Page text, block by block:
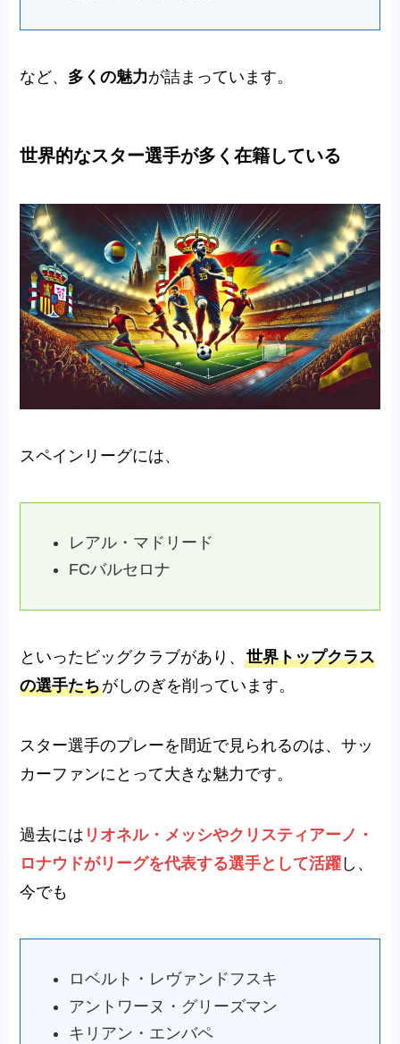
など、 多くの魅力が詰まっています。
世界的なスター選手が多く在籍している
スペインリーグには、
レアル・マドリード
FCバルセロナ
といったビッグクラブがあり、世界トップクラス
の選手たちがしのぎを削っています。
スター選手のプレーを間近で見られるのは、サッ
カーファンにとって大きな魅力です。
過去には リオネル・メッシやクリスティアーノ・
ロナウドがリーグを代表する選手として活躍 し、
今でも
ロベルト・レヴァンドフスキ
アントワーヌ・グリーズマン
キリアン・エンバペ